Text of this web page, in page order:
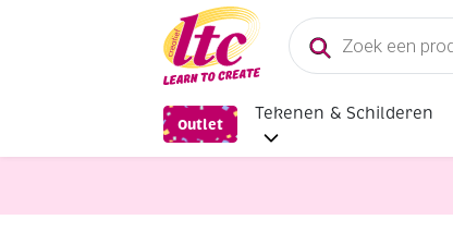
Producten
zoeken
Outlet
Tekenen & Schilderen